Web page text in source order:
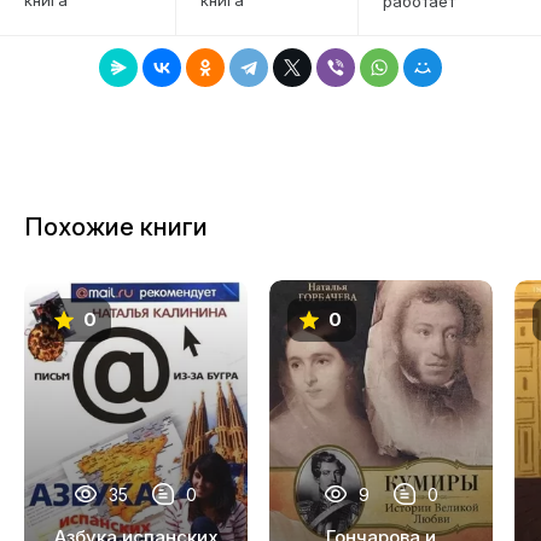
7
12
14
15
18
Похожие книги
0
35 0
Азбука испанских
0
9 0
Гончарова и